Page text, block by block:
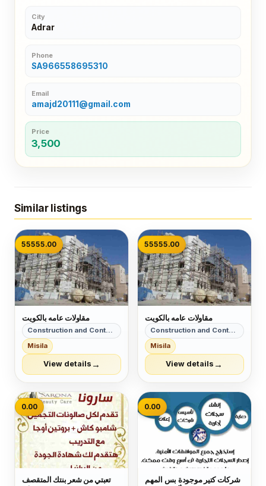
City
Adrar
Phone
SA966558695310
Email
amajd20111@gmail.com
Price
3,500
Similar listings
55555.00
مقاولات عامه بالكويت
Construction and Contracting
Misila
View details →
55555.00
مقاولات عامه بالكويت
Construction and Contracting
Misila
View details →
0.00
تعبتي من شعر بنتك المتقصف
0.00
شركات كتير موجودة بس المهم